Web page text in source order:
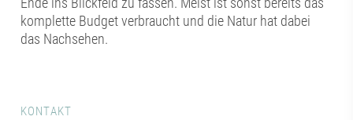
komplette Budget verbraucht und die Natur hat dabei
das Nachsehen.
KONTAKT